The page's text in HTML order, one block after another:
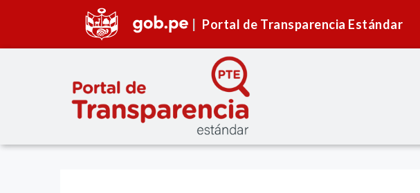
Portal de Transparencia Estándar